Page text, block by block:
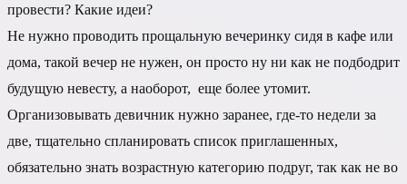
провести? Какие идеи?
Не нужно проводить прощальную вечеринку сидя в кафе или
дома, такой вечер не нужен, он просто ну ни как не подбодрит
будущую невесту, а наоборот, еще более утомит.
Организовывать девичник нужно заранее, где-то недели за
две, тщательно спланировать список приглашенных,
обязательно знать возрастную категорию подруг, так как не во